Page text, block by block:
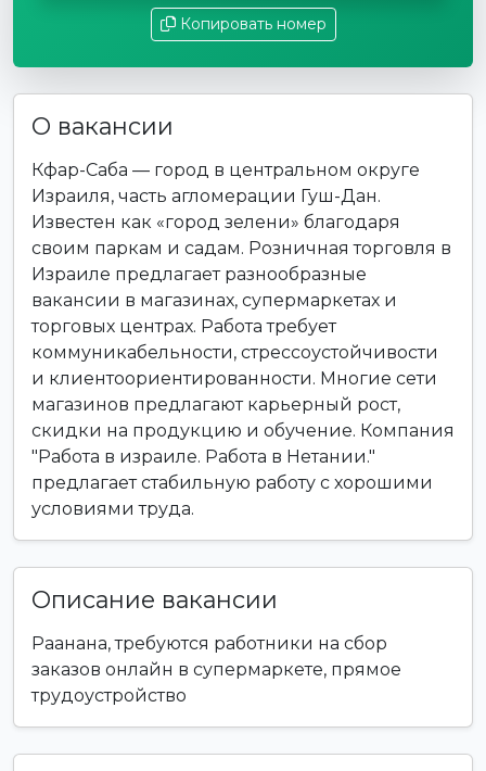
Копировать номер
О вакансии
Кфар-Саба — город в центральном округе
Израиля, часть агломерации Гуш-Дан.
Известен как «город зелени» благодаря
своим паркам и садам. Розничная торговля в
Израиле предлагает разнообразные
вакансии в магазинах, супермаркетах и
торговых центрах. Работа требует
коммуникабельности, стрессоустойчивости
и клиентоориентированности. Многие сети
магазинов предлагают карьерный рост,
скидки на продукцию и обучение. Компания
"Работа в израиле. Работа в Нетании."
предлагает стабильную работу с хорошими
условиями труда.
Описание вакансии
Раанана, требуются работники на сбор
заказов онлайн в супермаркете, прямое
трудоустройство